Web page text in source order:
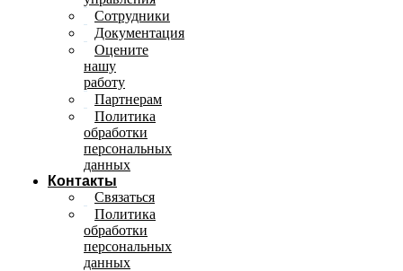
Сотрудники
Документация
Оцените
нашу
работу
Партнерам
Политика
обработки
персональных
данных
Контакты
Связаться
Политика
обработки
персональных
данных